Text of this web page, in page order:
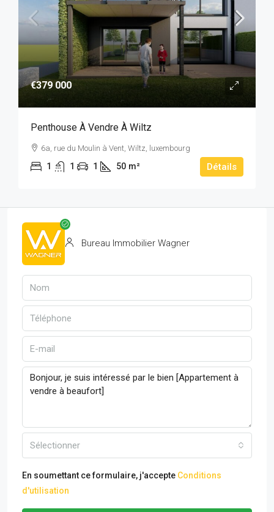
€379 000
Penthouse À Vendre À Wiltz
6a, rue du Moulin à Vent, Wiltz, luxembourg
1 1 1 50 m² Détails
Bureau Immobilier Wagner
Sélectionner
En soumettant ce formulaire, j'accepte Conditions
d'utilisation